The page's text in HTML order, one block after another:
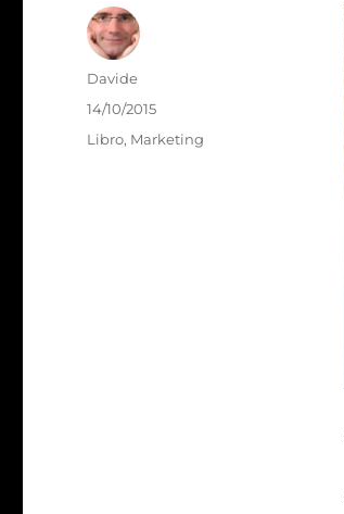
Autore
Davide
Pubblicato
14/10/2015
Categorie
Libro, Marketing